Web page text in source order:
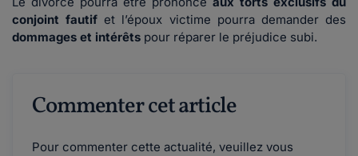
conjoint fautif et l’époux victime pourra demander des
dommages et intérêts pour réparer le préjudice subi.
Commenter cet article
Pour commenter cette actualité, veuillez vous